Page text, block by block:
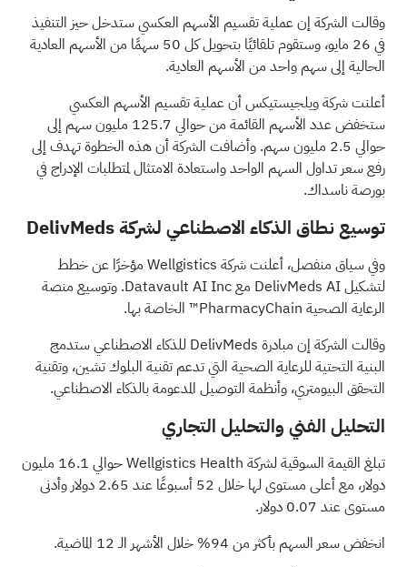
وقالت الشركة إن عملية تقسيم الأسهم العكسي ستدخل حيز التنفيذ
في 26 مايو، وستقوم تلقائيًا بتحويل كل 50 سهمًا من الأسهم العادية
الحالية إلى سهم واحد من الأسهم العادية.
أعلنت شركة ويلجيستيكس أن عملية تقسيم الأسهم العكسي
ستخفض عدد الأسهم القائمة من حوالي 125.7 مليون سهم إلى
حوالي 2.5 مليون سهم. وأضافت الشركة أن هذه الخطوة تهدف إلى
رفع سعر تداول السهم الواحد واستعادة الامتثال لمتطلبات الإدراج في
بورصة ناسداك.
توسيع نطاق الذكاء الاصطناعي لشركة DelivMeds
وفي سياق منفصل، أعلنت شركة Wellgistics مؤخرًا عن خطط
لتشكيل DelivMeds AI مع Datavault AI Inc. وتوسيع منصة
الرعاية الصحية PharmacyChain™ الخاصة بها.
وقالت الشركة إن مبادرة DelivMeds للذكاء الاصطناعي ستدمج
البنية التحتية للرعاية الصحية التي تدعم تقنية البلوك تشين، وتقنية
التحقق البيومتري، وأنظمة التوصيل المدعومة بالذكاء الاصطناعي.
التحليل الفني والتحليل التجاري
تبلغ القيمة السوقية لشركة Wellgistics Health حوالي 16.1 مليون
دولار، مع أعلى مستوى لها خلال 52 أسبوعًا عند 2.65 دولار وأدنى
مستوى عند 0.07 دولار.
انخفض سعر السهم بأكثر من 94% خلال الأشهر الـ 12 الماضية.